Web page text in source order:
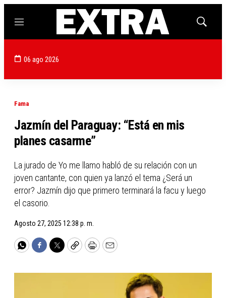
Menú
Mostrar
06 ago 2026
Fama
Jazmín del Paraguay: “Está en mis
planes casarme”
La jurado de Yo me llamo habló de su relación con un
joven cantante, con quien ya lanzó el tema ¿Será un
error? Jazmín dijo que primero terminará la facu y luego
el casorio.
Agosto 27, 2025 12:38 p. m.
WhatsApp
Facebook
TwitterCopyPrintEmail